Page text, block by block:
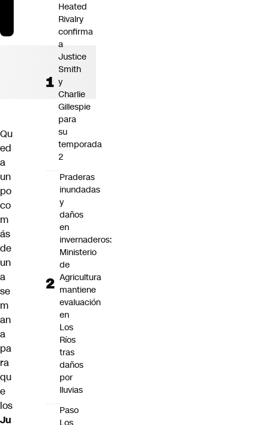
Qu
ed
a
un
po
co
m
ás
de
un
a
se
m
an
a
pa
ra
qu
e
los
Ju
Heated
Rivalry
confirma
a
Justice
Smith
y
Charlie
Gillespie
para
su
temporada
2
Praderas
inundadas
y
daños
en
invernaderos:
Ministerio
de
Agricultura
mantiene
evaluación
en
Los
Ríos
tras
daños
por
lluvias
Paso
Los